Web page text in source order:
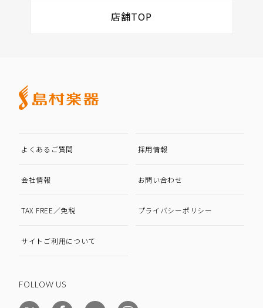
店舗TOP
よくあるご質問 採用情報
会社情報 お問い合わせ
TAX FREE／免税 プライバシーポリシー
サイトご利用について
FOLLOW US